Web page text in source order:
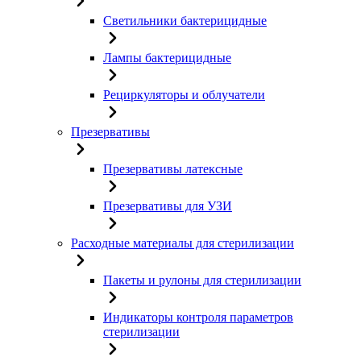
Светильники бактерицидные
Лампы бактерицидные
Рециркуляторы и облучатели
Презервативы
Презервативы латексные
Презервативы для УЗИ
Расходные материалы для стерилизации
Пакеты и рулоны для стерилизации
Индикаторы контроля параметров
стерилизации